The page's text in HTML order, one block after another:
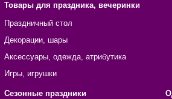
Товары для праздника, вечеринки
Праздничный стол
Декорации, шары
Аксессуары, одежда, атрибутика
Игры, игрушки
Сезонные праздники